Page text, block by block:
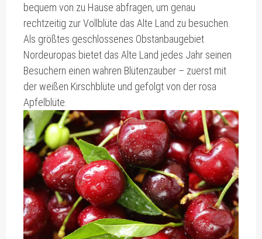
bequem von zu Hause abfragen, um genau
rechtzeitig zur Vollblüte das Alte Land zu besuchen.
Als größtes geschlossenes Obstanbaugebiet
Nordeuropas bietet das Alte Land jedes Jahr seinen
Besuchern einen wahren Blütenzauber – zuerst mit
der weißen Kirschblüte und gefolgt von der rosa
Apfelblüte.